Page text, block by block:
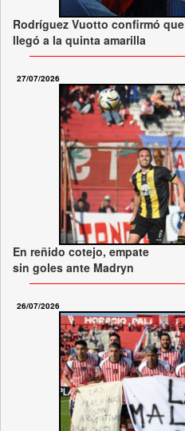
Rodríguez Vuotto confirmó que
llegó a la quinta amarilla
27/07/2026
En reñido cotejo, empate
sin goles ante Madryn
26/07/2026